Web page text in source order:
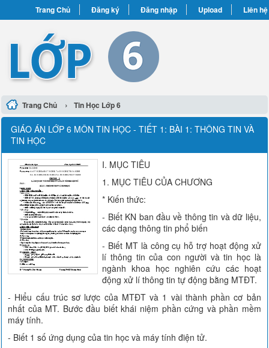
Trang Chủ Đăng ký Đăng nhập Upload Liên hệ
Trang Chủ › Tin Học Lớp 6
GIÁO ÁN LỚP 6 MÔN TIN HỌC - TIẾT 1: BÀI 1: THÔNG TIN VÀ
TIN HỌC
I. MỤC TIÊU
1. MỤC TIÊU CỦA CHƯƠNG
* Kiến thức:
- Biết KN ban đầu về thông tin và dữ liệu,
các dạng thông tin phổ biến
- Biết MT là công cụ hỗ trợ hoạt động xử
lí thông tin của con người và tin học là
ngành khoa học nghiên cứu các hoạt
động xử lí thông tin tự động bằng MTĐT.
- Hiểu cấu trúc sơ lược của MTĐT và 1 vài thành phần cơ bản
nhất của MT. Bước đầu biết khái niệm phần cứng và phần mềm
máy tính.
- Biết 1 số ứng dụng của tin học và máy tính điện tử.